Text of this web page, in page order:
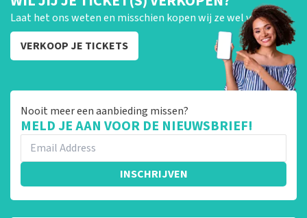
Laat het ons weten en misschien kopen wij ze wel van je!
VERKOOP JE TICKETS
Nooit meer een aanbieding missen?
MELD JE AAN VOOR DE NIEUWSBRIEF!
INSCHRIJVEN